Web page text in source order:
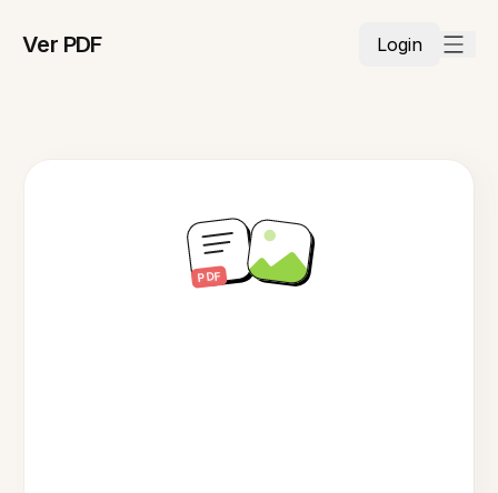
Ver PDF Login